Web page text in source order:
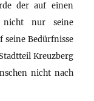
der auf einen
nicht nur seine
seine Bedürfnisse
Kreuzberg
nicht nach